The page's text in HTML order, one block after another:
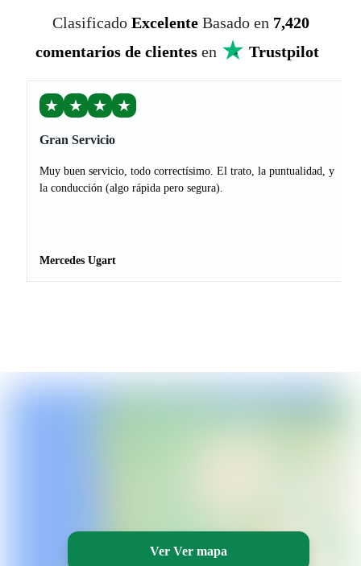
Clasificado Excelente Basado en 7,420
comentarios de clientes en Trustpilot
★ ★ ★ ★
Gran Servicio
Muy buen servicio, todo correctísimo. El trato, la puntualidad, y
la conducción (algo rápida pero segura).
Mercedes Ugart
Ver Ver mapa